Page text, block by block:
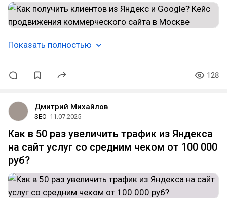
Показать полностью
128
Дмитрий Михайлов
SEO 11.07.2025
Как в 50 раз увеличить трафик из Яндекса
на сайт услуг со средним чеком от 100 000
руб?